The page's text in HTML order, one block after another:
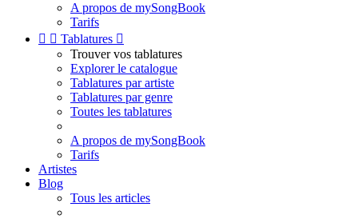
A propos de mySongBook
Tarifs
  Tablatures 
Trouver vos tablatures
Explorer le catalogue
Tablatures par artiste
Tablatures par genre
Toutes les tablatures
A propos de mySongBook
Tarifs
Artistes
Blog
Tous les articles